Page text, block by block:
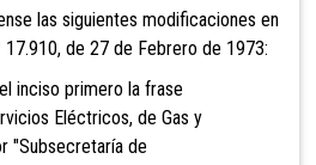
las siguientes modificaciones en
17.910, de 27 de Febrero de 1973:
inciso primero la frase
Eléctricos, de Gas y
"Subsecretaría de